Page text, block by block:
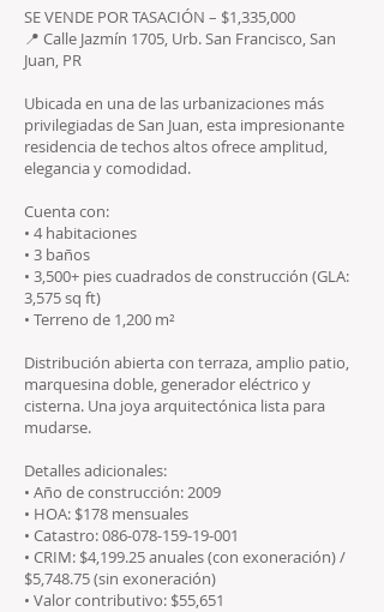
SE VENDE POR TASACIÓN – $1,335,000
📍 Calle Jazmín 1705, Urb. San Francisco, San
Juan, PR
Ubicada en una de las urbanizaciones más
privilegiadas de San Juan, esta impresionante
residencia de techos altos ofrece amplitud,
elegancia y comodidad.
Cuenta con:
• 4 habitaciones
• 3 baños
• 3,500+ pies cuadrados de construcción (GLA:
3,575 sq ft)
• Terreno de 1,200 m²
Distribución abierta con terraza, amplio patio,
marquesina doble, generador eléctrico y
cisterna. Una joya arquitectónica lista para
mudarse.
Detalles adicionales:
• Año de construcción: 2009
• HOA: $178 mensuales
• Catastro:086-078-159-19-001
• CRIM: $4,199.25 anuales (con exoneración) /
$5,748.75 (sin exoneración)
• Valor contributivo: $55,651